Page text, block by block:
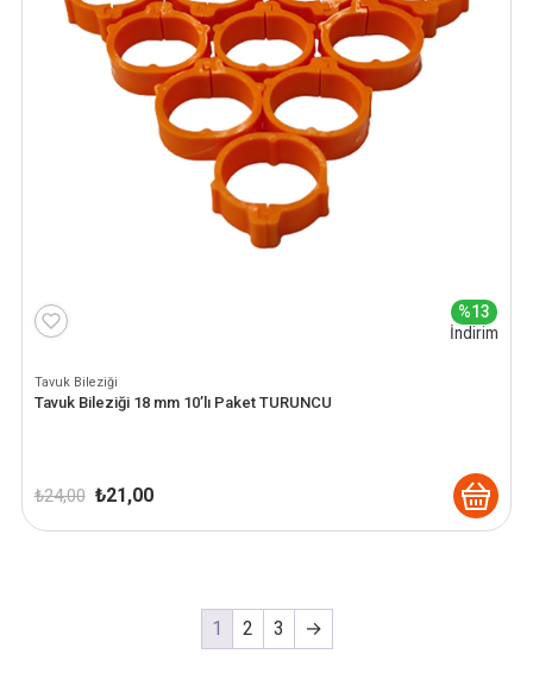
%13
İndirim
Tavuk Bileziği
Tavuk Bileziği 18 mm 10’lı Paket TURUNCU
₺24,00 Orijinal
₺ 24,00.
₺21,00Şu
fiyat:
1 2 3 →